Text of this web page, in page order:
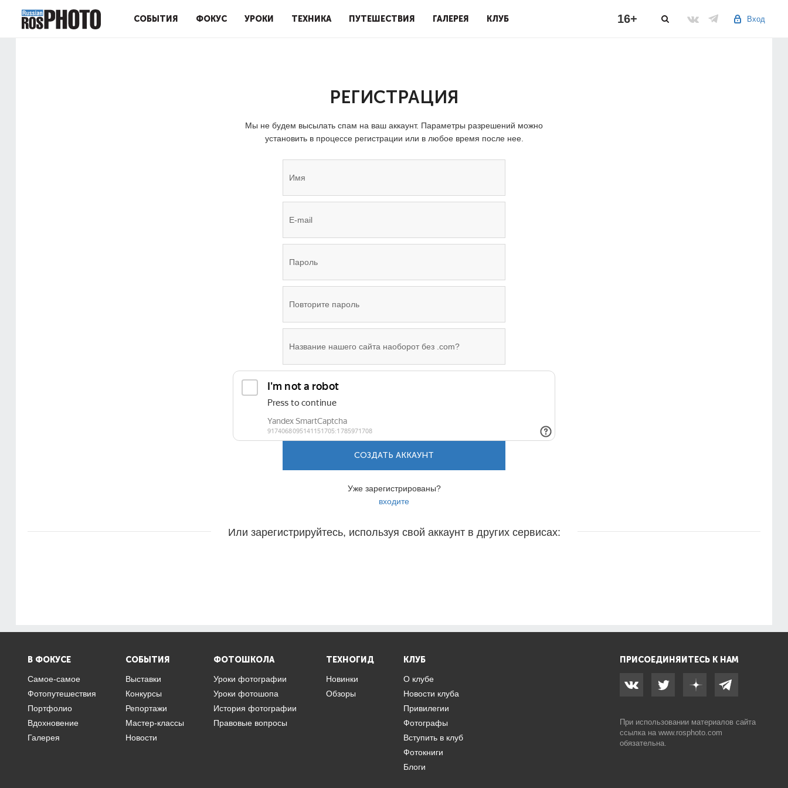
СОБЫТИЯ ФОКУС УРОКИ ТЕХНИКА ПУТЕШЕСТВИЯ ГАЛЕРЕЯ КЛУБ Вход
16+
РЕГИСТРАЦИЯ
Мы не будем высылать спам на ваш аккаунт. Параметры разрешений можно
установить в процессе регистрации или в любое время после нее.
СОЗДАТЬ АККАУНТ
Уже зарегистрированы?
входите
Или зарегистрируйтесь, используя свой аккаунт в других сервисах:
В ФОКУСЕ
Самое-самое
Фотопутешествия
Портфолио
Вдохновение
Галерея
СОБЫТИЯ
Выставки
Конкурсы
Репортажи
Мастер-классы
Новости
ФОТОШКОЛА
Уроки фотографии
Уроки фотошопа
История фотографии
Правовые вопросы
ТЕХНОГИД
Новинки
Обзоры
КЛУБ
О клубе
Новости клуба
Привилегии
Фотографы
Вступить в клуб
Фотокниги
Блоги
ПРИСОЕДИНЯЙТЕСЬ К НАМ
При использовании материалов сайта
ссылка на www.rosphoto.com
обязательна.